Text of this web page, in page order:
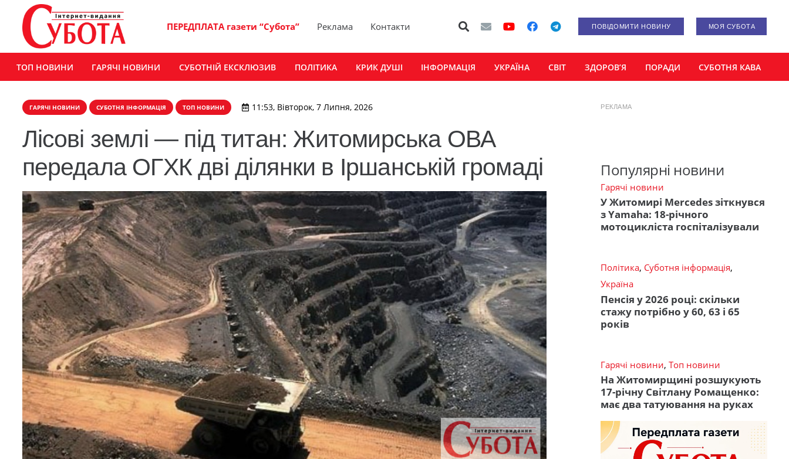
ПЕРЕДПЛАТА газети “Субота” Реклама Контакти ПОВІДОМИТИ НОВИНУ МОЯ СУБОТА
ТОП НОВИНИ ГАРЯЧІ НОВИНИ СУБОТНІЙ ЕКСКЛЮЗИВ ПОЛІТИКА КРИК ДУШІ ІНФОРМАЦІЯ УКРАЇНА СВІТ ЗДОРОВ’Я ПОРАДИ СУБОТНЯ КАВА
ГАРЯЧІ НОВИНИ СУБОТНЯ ІНФОРМАЦІЯ ТОП НОВИНИ 11:53, Вівторок, 7 Липня, 2026
Лісові землі — під титан: Житомирська ОВА
передала ОГХК дві ділянки в Іршанській громаді
РЕКЛАМА
Популярні новини
Гарячі новини
У Житомирі Mercedes зіткнувся
з Yamaha: 18-річного
мотоцикліста госпіталізували
Політика, Суботня інформація,
Україна
Пенсія у 2026 році: скільки
стажу потрібно у 60, 63 і 65
років
Гарячі новини, Топ новини
На Житомирщині розшукують
17-річну Світлану Ромащенко:
має два татуювання на руках